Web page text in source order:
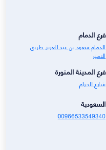
فرع الدمام
الدمام سعود بن عبد العزيز, طريق
الامير
فرع المدينة المنورة
شارع الحزام
السعودية
00966533549340